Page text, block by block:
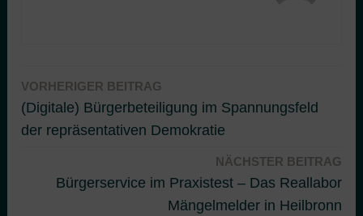
Beitragsnavigation
VORHERIGER BEITRAG
(Digitale) Bürgerbeteiligung im Spannungsfeld
der repräsentativen Demokratie
NÄCHSTER BEITRAG
Bürgerservice im Praxistest – Das Reallabor
Mängelmelder in Heilbronn